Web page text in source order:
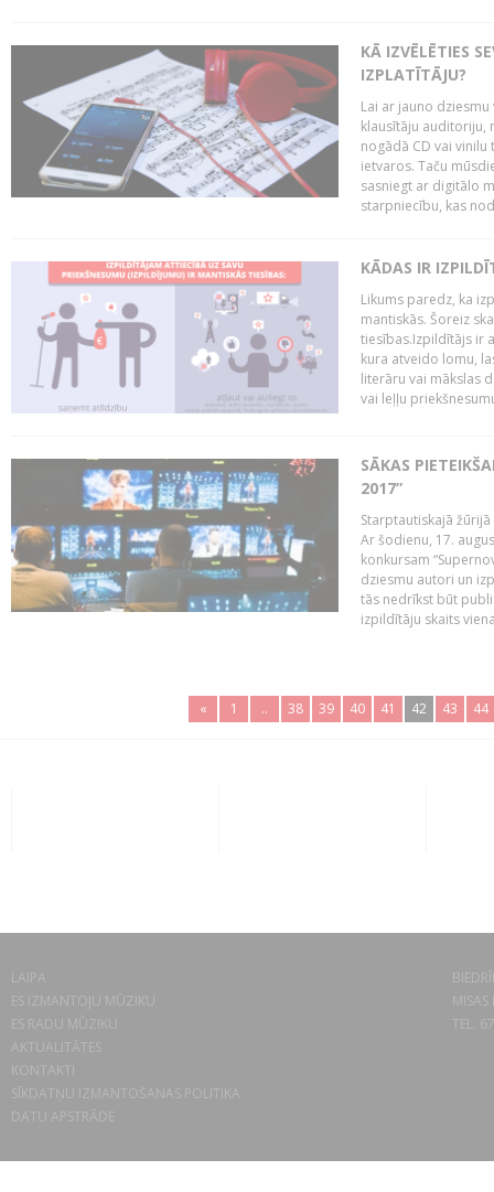
KĀ IZVĒLĒTIES
IZPLATĪTĀJU?
Lai ar jauno
klausītāju auditoriju,
nogādā CD vai
ietvaros. Taču
sasniegt ar digitālo
starpniecību, kas
KĀDAS IR
Likums paredz, ka
mantiskās. Šoreiz
tiesības.Izpildītājs ir
kura atveido lomu,
literāru vai mākslas
vai leļļu
SĀKAS
2017”
Starptautiskajā
Ar šodienu, 17.
konkursam
dziesmu autori un
tās nedrīkst būt
izpildītāju skaits
« 1 .. 38 39 40 41 42 43 44
LAIPA
ES IZMANTOJU MŪZIKU
ES RADU MŪZIKU
AKTUALITĀTES
KONTAKTI
SĪKDATŅU IZMANTOŠANAS POLITIKA
DATU APSTRĀDE
TEL.